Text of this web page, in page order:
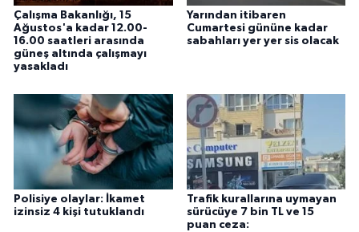
Çalışma Bakanlığı, 15
Ağustos'a kadar 12.00-
16.00 saatleri arasında
güneş altında çalışmayı
yasakladı
Yarından itibaren
Cumartesi gününe kadar
sabahları yer yer sis olacak
Polisiye olaylar: İkamet
izinsiz 4 kişi tutuklandı
Trafik kurallarına uymayan
sürücüye 7 bin TL ve 15
puan ceza: